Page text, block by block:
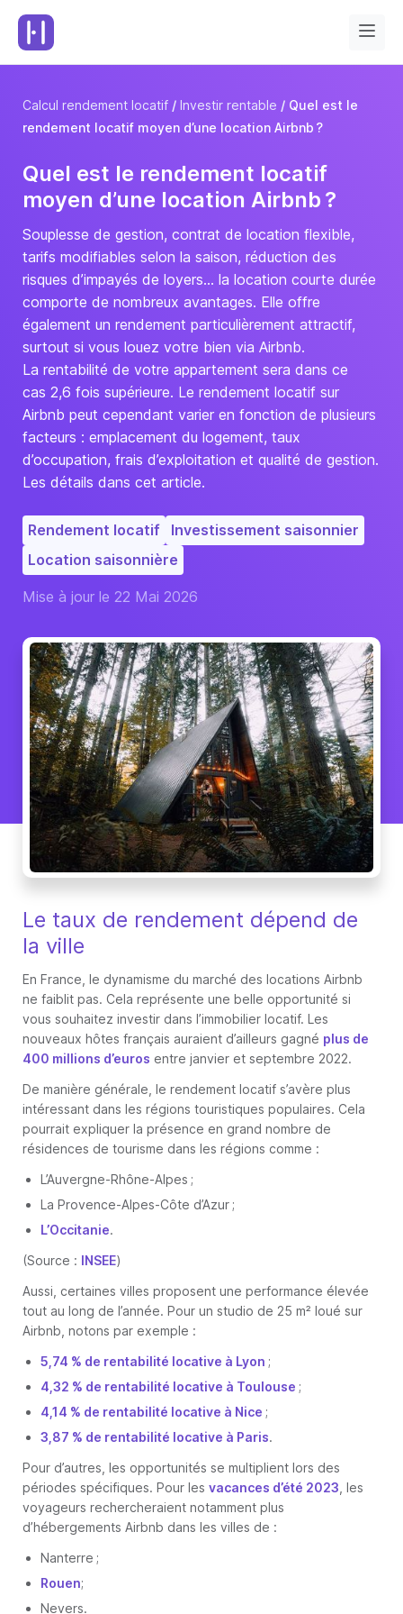
Calcul rendement locatif Investir rentable
Quel est le
rendement locatif moyen d’une location Airbnb ?
Quel est le rendement locatif
moyen d’une location Airbnb ?
Souplesse de gestion, contrat de location flexible,
tarifs modifiables selon la saison, réduction des
risques d’impayés de loyers… la location courte durée
comporte de nombreux avantages. Elle offre
également un rendement particulièrement attractif,
surtout si vous louez votre bien via Airbnb.
La rentabilité de votre appartement sera dans ce
cas 2,6 fois supérieure. Le rendement locatif sur
Airbnb peut cependant varier en fonction de plusieurs
facteurs : emplacement du logement, taux
d’occupation, frais d’exploitation et qualité de gestion.
Les détails dans cet article.
Rendement locatif
Investissement saisonnier
Location saisonnière
Mise à jour le 22 Mai 2026
Le taux de rendement dépend de
la ville
En France, le dynamisme du marché des locations Airbnb
ne faiblit pas. Cela représente une belle opportunité si
vous souhaitez investir dans l’immobilier locatif. Les
nouveaux hôtes français auraient d’ailleurs gagné plus de
400 millions d’euros entre janvier et septembre 2022.
De manière générale, le rendement locatif s’avère plus
intéressant dans les régions touristiques populaires. Cela
pourrait expliquer la présence en grand nombre de
résidences de tourisme dans les régions comme :
L’Auvergne-Rhône-Alpes ;
La Provence-Alpes-Côte d’Azur ;
L’Occitanie.
(Source : INSEE)
Aussi, certaines villes proposent une performance élevée
tout au long de l’année. Pour un studio de 25 m² loué sur
Airbnb, notons par exemple :
5,74 % de rentabilité locative à Lyon ;
4,32 % de rentabilité locative à Toulouse ;
4,14 % de rentabilité locative à Nice ;
3,87 % de rentabilité locative à Paris.
Pour d’autres, les opportunités se multiplient lors des
périodes spécifiques. Pour les vacances d’été 2023 , les
voyageurs rechercheraient notamment plus
d’hébergements Airbnb dans les villes de :
Nanterre ;
Rouen;
Nevers.